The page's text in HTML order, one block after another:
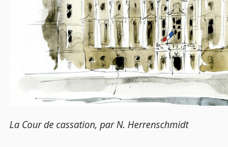
La Cour de cassation, par N. Herrenschmidt